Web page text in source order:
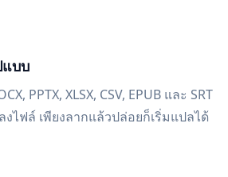
แบบ
PPTX, XLSX, CSV, EPUB และ SRT
ไฟล์ เพียงลากแล้วปล่อยก็เริ่มแปลได้